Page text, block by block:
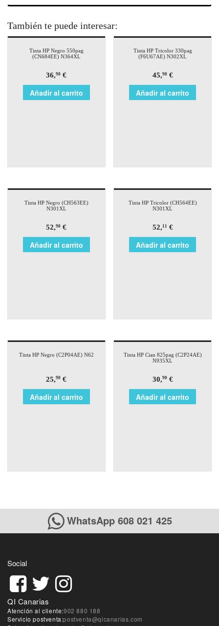
También te puede interesar:
Tinta HP Negro 550pag
(CN684EE) N364XL
36,90 €
Añadir al carrito
Tinta HP Tricolor 330pag
(F6U67AE) N302XL
45,90€
Añadir al carrito
Tinta HP Negro (CH563EE)
N301XL
52,90 €
Añadir al carrito
Tinta HP Tricolor (CH564EE)
N301XL
52,11 €
Añadir al carrito
Tinta HP Negro (C2P04AE) N62
25,90 €
Añadir al carrito
Tinta HP Cian 825pag (C2P24AE)
N935XL
30,90€
Añadir al carrito
WhatsApp 608 021 425
Social
QI Canarias
Atención al cliente:902 880 188
Servicio postventa:postventa@qicanarias.com